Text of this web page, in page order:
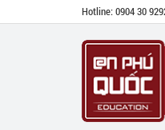
Hotline: 0904 30